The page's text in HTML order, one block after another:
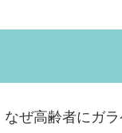
ぜ高齢者にガ